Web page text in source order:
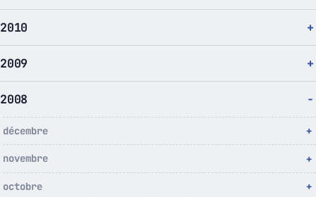
2010
2009
2008
décembre
novembre
octobre